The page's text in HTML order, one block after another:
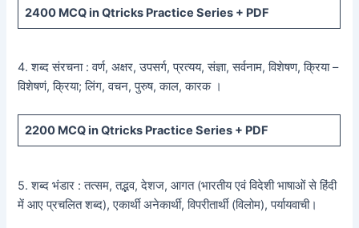
2400 MCQ in Qtricks Practice Series + PDF
4. शब्द संरचना : वर्ण, अक्षर, उपसर्ग, प्रत्यय, संज्ञा, सर्वनाम, विशेषण, क्रिया –
विशेषणं, क्रिया; लिंग, वचन, पुरुष, काल, कारक ।
2200 MCQ in Qtricks Practice Series + PDF
5. शब्द भंडार : तत्सम, तद्भव, देशज, आगत (भारतीय एवं विदेशी भाषाओं से हिंदी
में आए प्रचलित शब्द), एकार्थी अनेकार्थी, विपरीतार्थी (विलोम), पर्यायवाची।